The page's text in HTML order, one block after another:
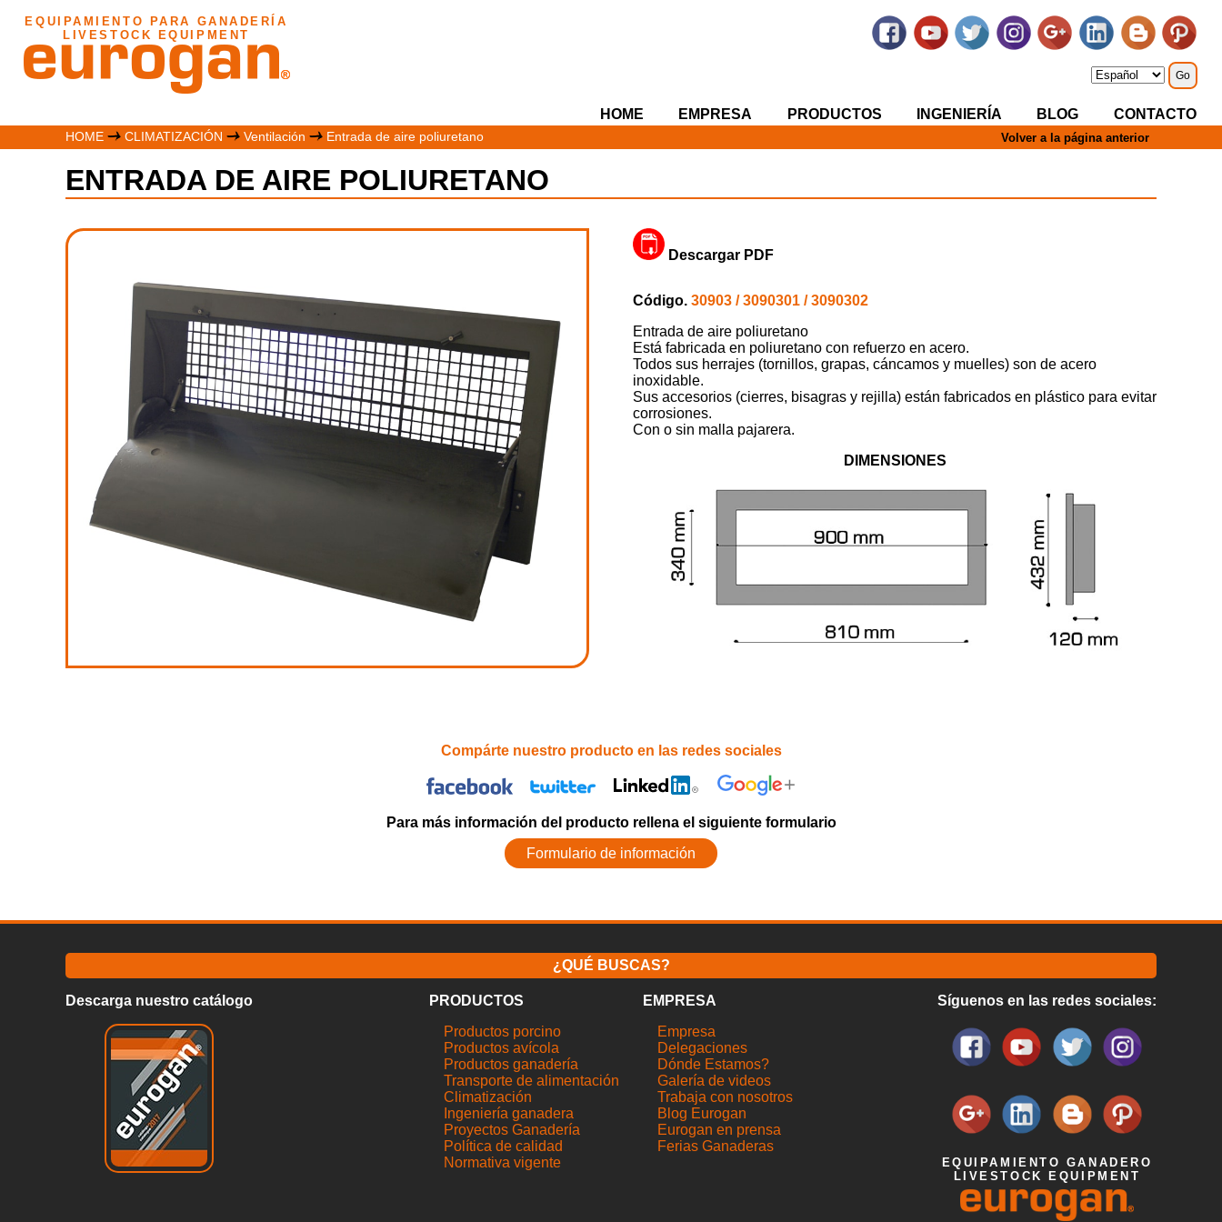
EQUIPAMIENTO PARA GANADERÍA
LIVESTOCK EQUIPMENT
HOME EMPRESA PRODUCTOS INGENIERÍA BLOG CONTACTO
HOME CLIMATIZACIÓN Ventilación Entrada de aire poliuretano Volver a la página anterior
ENTRADA DE AIRE POLIURETANO
Descargar PDF
Código. 30903 / 3090301 / 3090302
Entrada de aire poliuretano
Está fabricada en poliuretano con refuerzo en acero.
Todos sus herrajes (tornillos, grapas, cáncamos y muelles) son de acero
inoxidable.
Sus accesorios (cierres, bisagras y rejilla) están fabricados en plástico para evitar
corrosiones.
Con o sin malla pajarera.
DIMENSIONES
Compárte nuestro producto en las redes sociales
Para más información del producto rellena el siguiente formulario
Formulario de información
¿QUÉ BUSCAS?
Descarga nuestro catálogo Síguenos en las redes sociales:
EQUIPAMIENTO GANADERO
LIVESTOCK EQUIPMENT
PRODUCTOS
Productos porcino
Productos avícola
Productos ganadería
Transporte de alimentación
Climatización
Ingeniería ganadera
Proyectos Ganadería
Política de calidad
Normativa vigente
EMPRESA
Empresa
Delegaciones
Dónde Estamos?
Galería de videos
Trabaja con nosotros
Blog Eurogan
Eurogan en prensa
Ferias Ganaderas